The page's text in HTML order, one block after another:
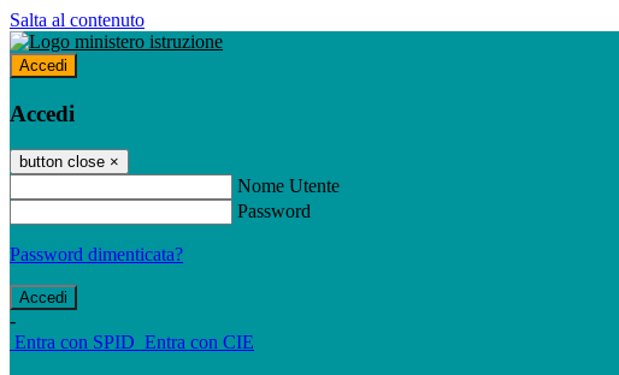
Salta al contenuto
Accedi
Accedi
button close ×
Nome Utente
Password
Password dimenticata?
-
Entra con SPID Entra con CIE